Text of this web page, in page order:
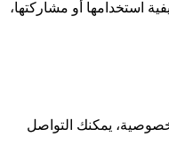
استخدامها أو مشاركتها،
يمكنك التواصل